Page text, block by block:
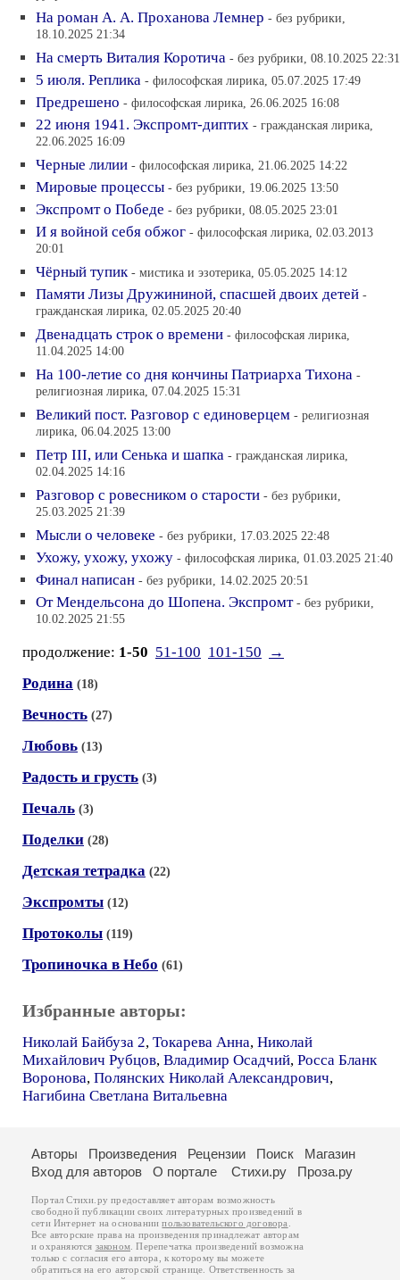
На роман А. А. Проханова Лемнер - без рубрики,
18.10.2025 21:34
На смерть Виталия Коротича - без рубрики, 08.10.2025 22:31
5 июля. Реплика - философская лирика, 05.07.2025 17:49
Предрешено - философская лирика, 26.06.2025 16:08
22 июня 1941. Экспромт-диптих - гражданская лирика,
22.06.2025 16:09
Черные лилии - философская лирика, 21.06.2025 14:22
Мировые процессы - без рубрики, 19.06.2025 13:50
Экспромт о Победе - без рубрики, 08.05.2025 23:01
И я войной себя обжог - философская лирика, 02.03.2013
20:01
Чёрный тупик - мистика и эзотерика, 05.05.2025 14:12
Памяти Лизы Дружининой, спасшей двоих детей -
гражданская лирика, 02.05.2025 20:40
Двенадцать строк о времени - философская лирика,
11.04.2025 14:00
На 100-летие со дня кончины Патриарха Тихона -
религиозная лирика, 07.04.2025 15:31
Великий пост. Разговор с единоверцем - религиозная
лирика, 06.04.2025 13:00
Петр III, или Сенька и шапка - гражданская лирика,
02.04.2025 14:16
Разговор с ровесником о старости - без рубрики,
25.03.2025 21:39
Мысли о человеке - без рубрики, 17.03.2025 22:48
Ухожу, ухожу, ухожу - философская лирика, 01.03.2025 21:40
Финал написан - без рубрики, 14.02.2025 20:51
От Мендельсона до Шопена. Экспромт - без рубрики,
10.02.2025 21:55
продолжение: 1-50 51-100 101-150
→
Родина (18)
Вечность (27)
Любовь (13)
Радость и грусть (3)
Печаль (3)
Поделки (28)
Детская тетрадка (22)
Экспромты (12)
Протоколы (119)
Тропиночка в Небо (61)
Избранные авторы:
Николай Байбуза 2, Токарева Анна, Николай
Михайлович Рубцов, Владимир Осадчий, Росса Бланк
Воронова, Полянских Николай Александрович,
Нагибина Светлана Витальевна
Авторы Произведения Рецензии Поиск
Магазин
Вход для авторов
О портале Стихи.ру Проза.ру
Портал Стихи.ру предоставляет авторам возможность
свободной публикации своих литературных произведений в
сети Интернет на основаниипользовательского договора.
Все авторские права на произведения принадлежат авторам
и охраняются законом. Перепечатка произведений возможна
только с согласия его автора, к которому вы можете
обратиться на его авторской странице. Ответственность за